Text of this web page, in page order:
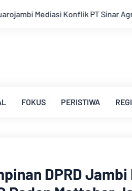
Tenera Unggul Dengan Warga
FOKUS PERISTIWA
DPRD